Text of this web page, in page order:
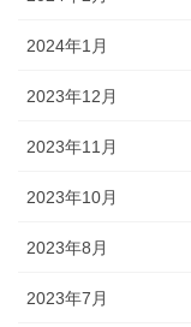
2024年1月
2023年12月
2023年11月
2023年10月
2023年8月
2023年7月